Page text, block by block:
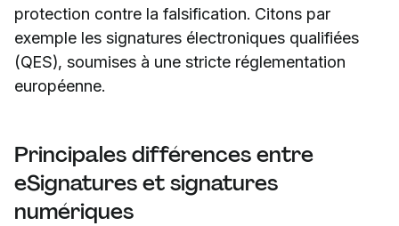
protection contre la falsification. Citons par
exemple les signatures électroniques qualifiées
(QES), soumises à une stricte réglementation
européenne.
Principales différences entre
eSignatures et signatures
numériques